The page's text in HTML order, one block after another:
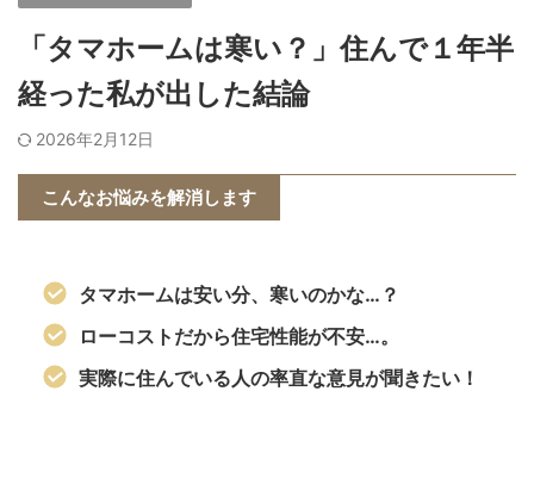
「タマホームは寒い？」住んで１年半
経った私が出した結論
2026年2月12日
こんなお悩みを解消します
タマホームは安い分、寒いのかな…？
ローコストだから住宅性能が不安…。
実際に住んでいる人の率直な意見が聞きたい！